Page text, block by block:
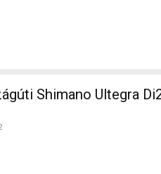
Shimano Ultegra